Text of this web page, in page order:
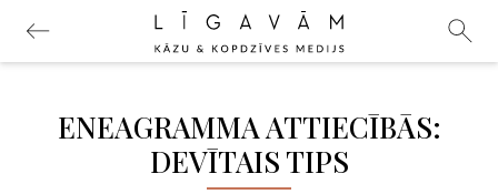
ENEAGRAMMA ATTIECĪBĀS:
DEVĪTAIS TIPS